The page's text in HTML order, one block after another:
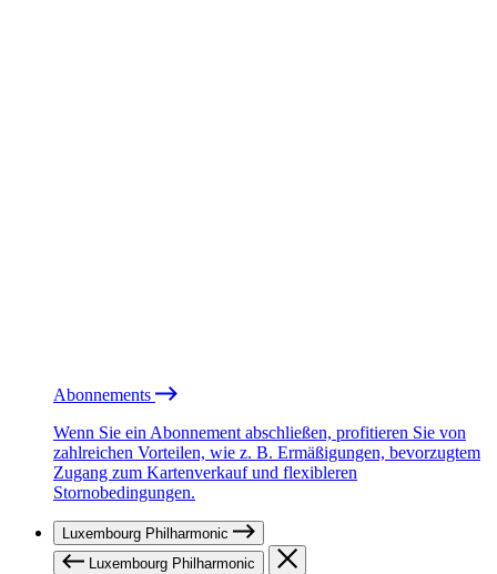
Abonnements
Wenn Sie ein Abonnement abschließen, profitieren Sie von
zahlreichen Vorteilen, wie z. B. Ermäßigungen, bevorzugtem
Zugang zum Kartenverkauf und flexibleren
Stornobedingungen.
Luxembourg Philharmonic
Luxembourg Philharmonic